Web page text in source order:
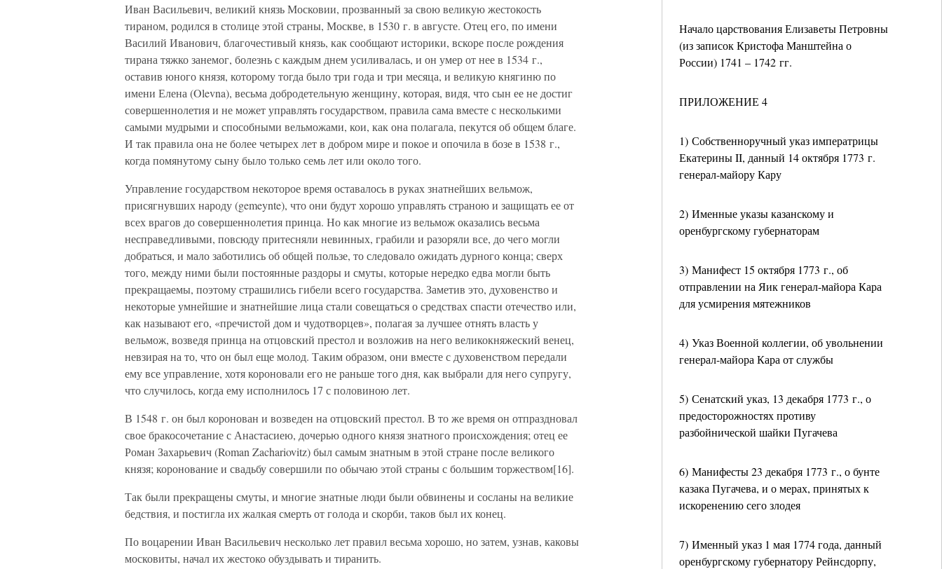
Начало царствования Елизаветы Петровны
(из записок Кристофа Манштейна о
России) 1741 – 1742 гг.
ПРИЛОЖЕНИЕ 4
1) Собственноручный указ императрицы
Екатерины II, данный 14 октября 1773 г.
генерал-майору Кару
2) Именные указы казанскому и
оренбургскому губернаторам
3) Манифест 15 октября 1773 г., об
отправлении на Яик генерал-майора Кара
для усмирения мятежников
4) Указ Военной коллегии, об увольнении
генерал-майора Кара от службы
5) Сенатский указ, 13 декабря 1773 г., о
предосторожностях противу
разбойнической шайки Пугачева
6) Манифесты 23 декабря 1773 г., о бунте
казака Пугачева, и о мерах, принятых к
искоренению сего злодея
7) Именный указ 1 мая 1774 года, данный
оренбургскому губернатору Рейнсдорпу,
Иван Васильевич, великий князь Московии, прозванный за свою великую жестокость
тираном, родился в столице этой страны, Москве, в 1530 г. в августе. Отец его, по имени
Василий Иванович, благочестивый князь, как сообщают историки, вскоре после рождения
тирана тяжко занемог, болезнь с каждым днем усиливалась, и он умер от нее в 1534 г.,
оставив юного князя, которому тогда было три года и три месяца, и великую княгиню по
имени Елена (Olevna), весьма добродетельную женщину, которая, видя, что сын ее не достиг
совершеннолетия и не может управлять государством, правила сама вместе с несколькими
самыми мудрыми и способными вельможами, кои, как она полагала, пекутся об общем благе.
И так правила она не более четырех лет в добром мире и покое и опочила в бозе в 1538 г.,
когда помянутому сыну было только семь лет или около того.
Управление государством некоторое время оставалось в руках знатнейших вельмож,
присягнувших народу (gemeynte), что они будут хорошо управлять страною и защищать ее от
всех врагов до совершеннолетия принца. Но как многие из вельмож оказались весьма
несправедливыми, повсюду притесняли невинных, грабили и разоряли все, до чего могли
добраться, и мало заботились об общей пользе, то следовало ожидать дурного конца; сверх
того, между ними были постоянные раздоры и смуты, которые нередко едва могли быть
прекращаемы, поэтому страшились гибели всего государства. Заметив это, духовенство и
некоторые умнейшие и знатнейшие лица стали совещаться о средствах спасти отечество или,
как называют его, «пречистой дом и чудотворцев», полагая за лучшее отнять власть у
вельмож, возведя принца на отцовский престол и возложив на него великокняжеский венец,
невзирая на то, что он был еще молод. Таким образом, они вместе с духовенством передали
ему все управление, хотя короновали его не раньше того дня, как выбрали для него супругу,
что случилось, когда ему исполнилось 17 с половиною лет.
В 1548 г. он был коронован и возведен на отцовский престол. В то же время он отпраздновал
свое бракосочетание с Анастасиею, дочерью одного князя знатного происхождения; отец ее
Роман Захарьевич (Roman Zachariovitz) был самым знатным в этой стране после великого
князя; коронование и свадьбу совершили по обычаю этой страны с большим торжеством[16].
Так были прекращены смуты, и многие знатные люди были обвинены и сосланы на великие
бедствия, и постигла их жалкая смерть от голода и скорби, таков был их конец.
По воцарении Иван Васильевич несколько лет правил весьма хорошо, но затем, узнав, каковы
московиты, начал их жестоко обуздывать и тиранить.